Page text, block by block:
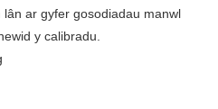
ar gyfer gosodiadau manwl
y calibradu.